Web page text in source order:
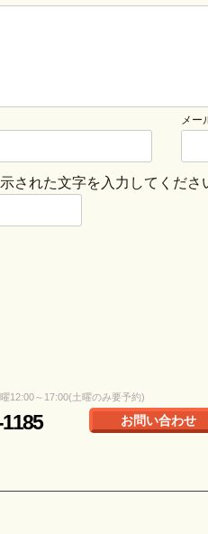
メー
示された文字を入力してくださ
12:00～17:00(土曜のみ要予約)
お問い合わせ